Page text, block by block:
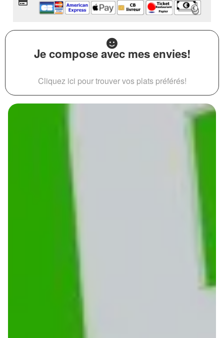
Je compose avec mes envies!
Cliquez ici pour trouver vos plats préférés!